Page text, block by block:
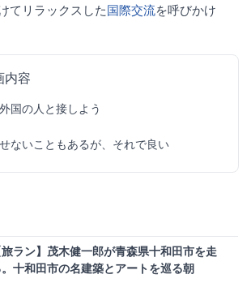
てリラックスした国際交流を呼びかけ
内容
国の人と接しよう
ないこともあるが、それで良い
旅ラン】茂木健一郎が青森県十和田市を走
。十和田市の名建築とアートを巡る朝